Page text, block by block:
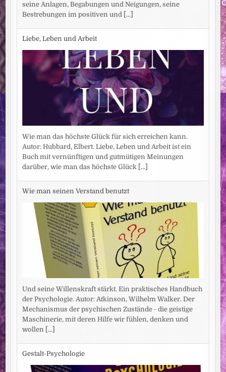
seine Anlagen, Begabungen und Neigungen, seine
Bestrebungen im positiven und [...]
Liebe, Leben und Arbeit
Wie man das höchste Glück für sich erreichen kann.
Autor: Hubbard, Elbert. Liebe, Leben und Arbeit ist ein
Buch mit vernünftigen und gutmütigen Meinungen
darüber, wie man das höchste Glück [...]
Wie man seinen Verstand benutzt
Und seine Willenskraft stärkt. Ein praktisches Handbuch
der Psychologie. Autor: Atkinson, Wilhelm Walker. Der
Mechanismus der psychischen Zustände - die geistige
Maschinerie, mit deren Hilfe wir fühlen, denken und
wollen [...]
Gestalt-Psychologie